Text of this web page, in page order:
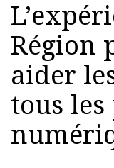
Région
aider
tous les